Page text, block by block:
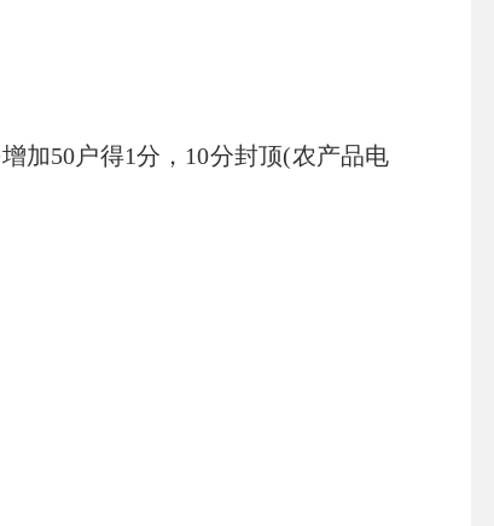
加50户得1分， 10分封顶(农产品电